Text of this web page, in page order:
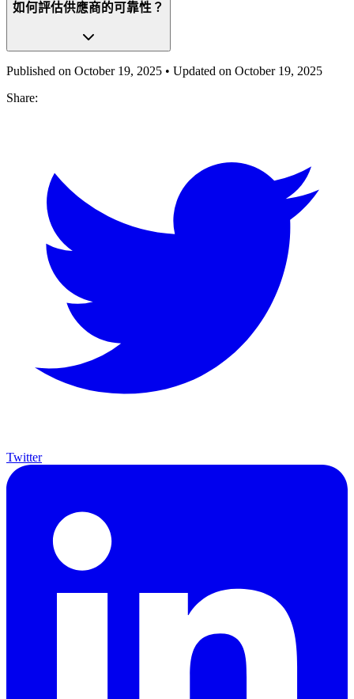
如何評估供應商的可靠性？
Published on October 19, 2025 • Updated on October 19, 2025
Share:
Twitter